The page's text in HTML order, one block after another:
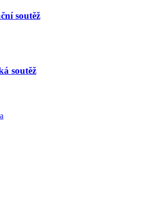
soutěž
soutěž